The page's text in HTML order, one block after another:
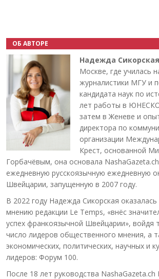
ОБ АВТОРЕ
Надежда Сикорская
Москве, где училась
журналистики МГУ и
кандидата наук по
лет работы в
затем в Женеве и
директора по
организации
Крест, основанной
Горбачёвым, она основала
ежедневную русскоязычную ежедневную
Швейцарии, запущенную в 2007 году.
В 2022 году Надежда Сикорская
мнению редакции Le Temps, «внёс
успех франкоязычной Швейцарии», войдя
число лидеров общественного мнения, а
экономических, политических, научных и
лидеров: Форум 100.
После 18 лет руководства